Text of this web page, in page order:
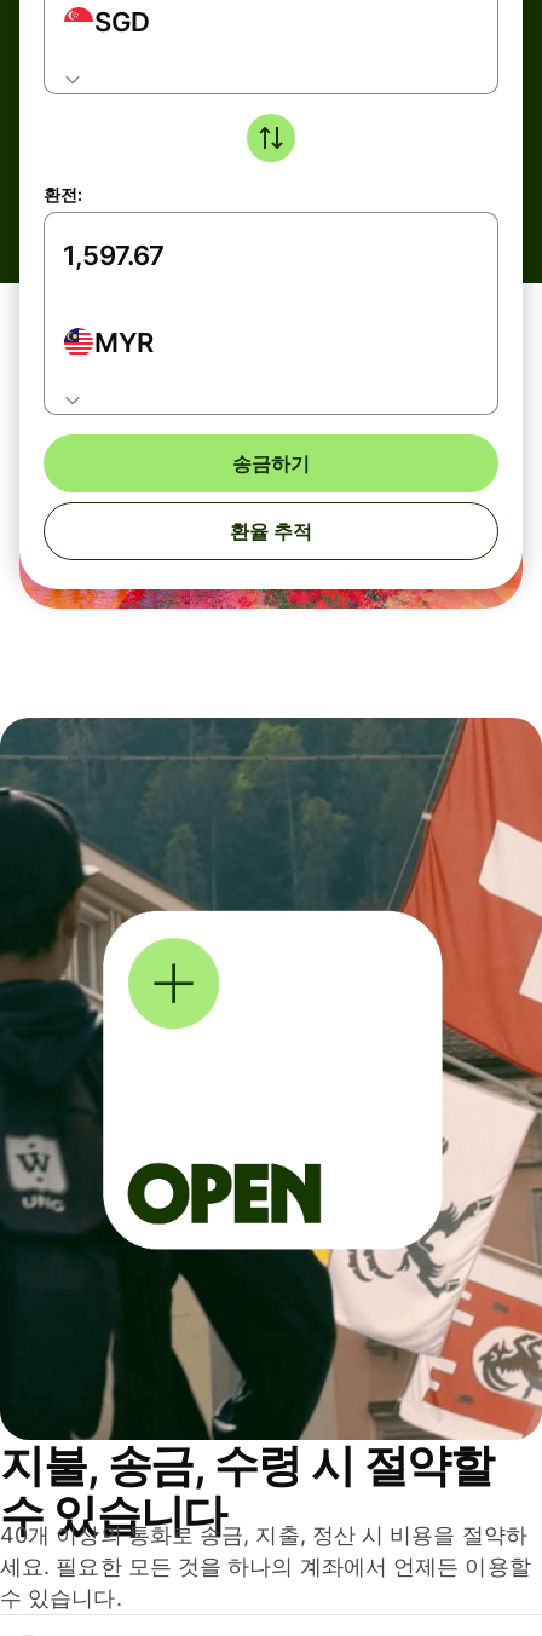
SGD
환전:
MYR
송금하기
환율 추적
지불, 송금, 수령 시 절약할
수 있습니다
40개 이상의 통화로 송금, 지출, 정산 시 비용을 절약하
세요. 필요한 모든 것을 하나의 계좌에서 언제든 이용할
수 있습니다.